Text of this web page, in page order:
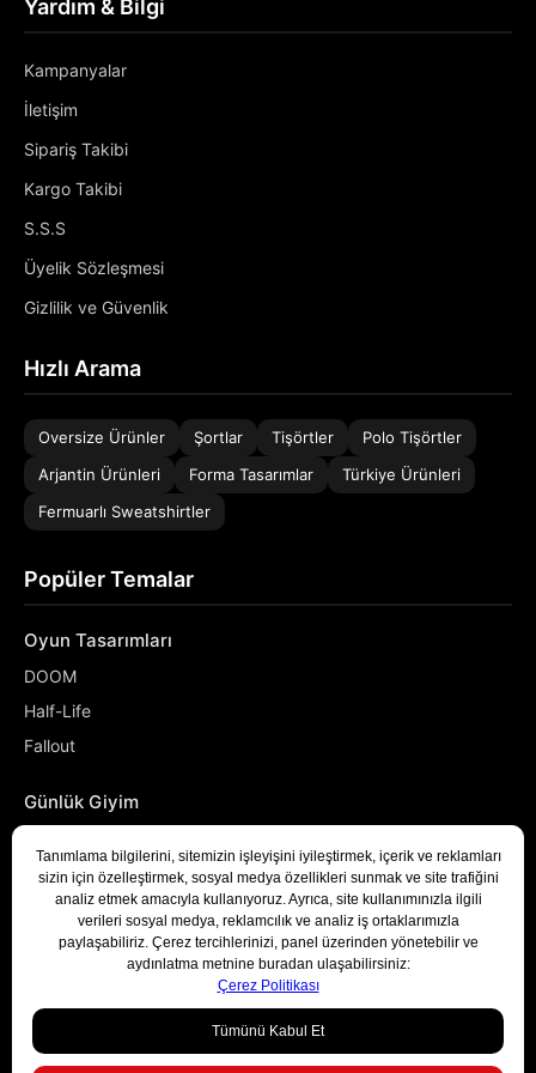
Yardım & Bilgi
Kampanyalar
İletişim
Sipariş Takibi
Kargo Takibi
S.S.S
Üyelik Sözleşmesi
Gizlilik ve Güvenlik
Hızlı Arama
Oversize Ürünler Şortlar Tişörtler
Polo Tişörtler
Arjantin Ürünleri
Forma Tasarımlar
Türkiye Ürünleri
Fermuarlı Sweatshirtler
Popüler Temalar
Oyun Tasarımları
DOOM
Half-Life
Fallout
Günlük Giyim
Denizci
Developer
Bizimle İletişime Geçin